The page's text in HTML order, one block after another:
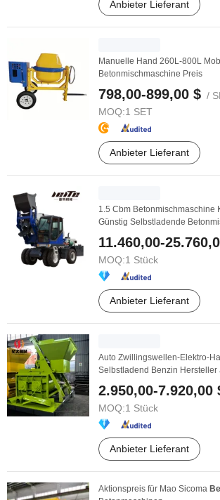
Anbieter Lieferant
Manuelle Hand 260L-800L
Betonmischmaschine Preis
798,00-899,00 $ /
MOQ:1 SET
Anbieter Lieferant
1.5 Cbm Betonmischmaschine
Günstig Selbstladende
11.460,00-
MOQ:1 Stück
Anbieter Lieferant
Auto Zwillingswellen-Elektro-
Selbstladend Benzin Hersteller
2.950,00-7.920,00
MOQ:1 Stück
Anbieter Lieferant
Aktionspreis für Mao Sicoma